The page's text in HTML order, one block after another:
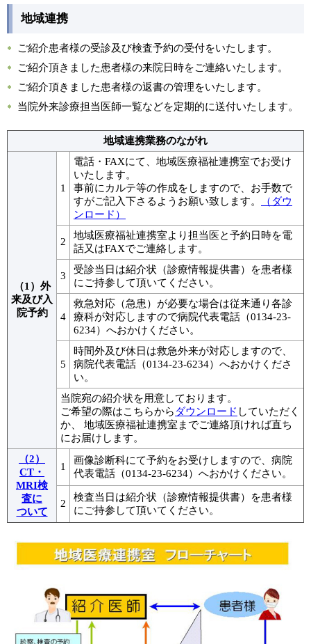
地域連携
ご紹介患者様の受診及び検査予約の受付をいたします。
ご紹介頂きました患者様の来院日時をご連絡いたします。
ご紹介頂きました患者様の返書の管理をいたします。
当院外来診療担当医師一覧などを定期的に送付いたします。
地域連携業務のながれ
（1）外
来及び入
院予約
1
電話・FAXにて、地域医療福祉連携室でお受け
いたします。
事前にカルテ等の作成をしますので、お手数で
すがご記入下さるようお願い致します。
（ダウ
ンロード）
2
地域医療福祉連携室より担当医と予約日時を電
話又はFAXでご連絡します。
3
受診当日は紹介状（診療情報提供書）を患者様
にご持参して頂いてください。
4
救急対応（急患）が必要な場合は従来通り各診
療科が対応しますので病院代表電話（0134-23-
6234）へおかけください。
5
時間外及び休日は救急外来が対応しますので、
病院代表電話（0134-23-6234）へおかけくださ
い。
当院宛の紹介状を用意しております。
ご希望の際はこちらから ダウンロード していただく
か、 地域医療福祉連携室までご連絡頂ければ直ち
にお届けします。
（2）
CT・
MRI検
査に
ついて
1
画像診断科にて予約をお受けしますので、病院
代表電話（0134-23-6234）へおかけください。
2
検査当日は紹介状（診療情報提供書）を患者様
にご持参して頂いてください。